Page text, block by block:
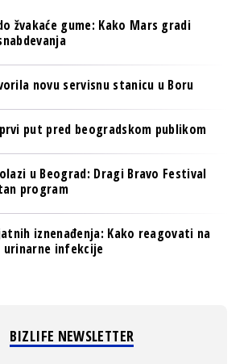
žvakaće gume: Kako Mars gradi
novu servisnu stanicu u Boru
prvi put pred beogradskom publikom
u Beograd: Dragi Bravo Festival
program
iznenađenja: Kako reagovati na
urinarne infekcije
BIZLIFE NEWSLETTER